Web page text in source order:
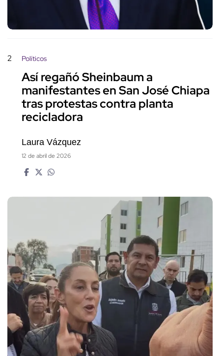
2 Políticos
Así regañó Sheinbaum a
manifestantes en San José Chiapa
tras protestas contra planta
recicladora
Laura Vázquez
12 de abril de 2026